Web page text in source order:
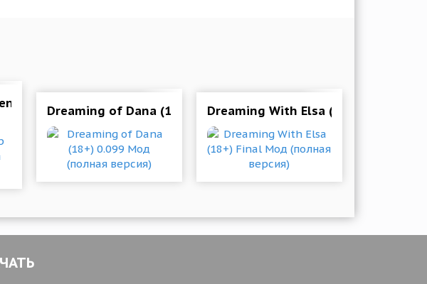
Void обзор игры для андроида +18
Dreaming of Dana (18+) 0.099 Мод (полная версия)
Dreaming With Elsa (18+) Final Мод